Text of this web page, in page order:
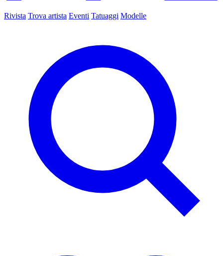
Rivista Trova artista Eventi Tatuaggi Modelle